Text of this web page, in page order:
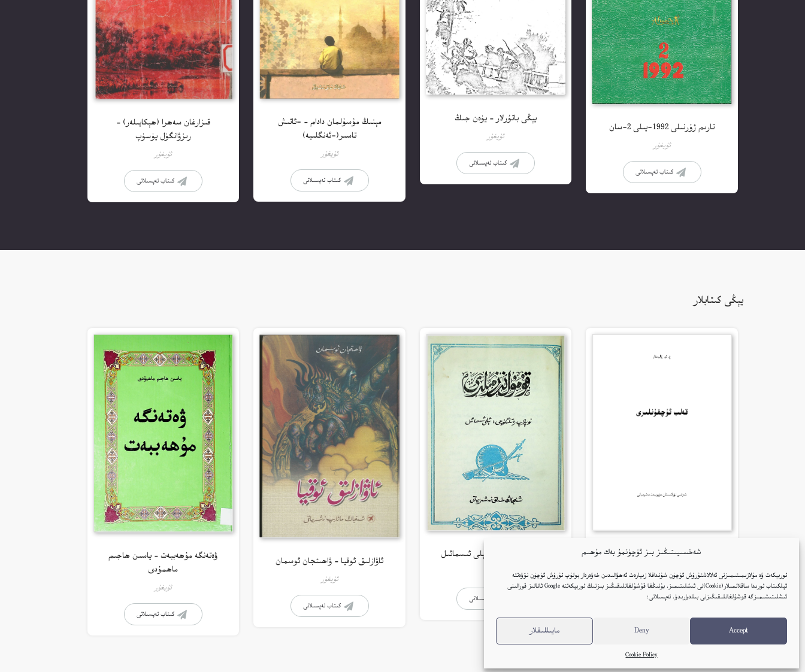
شەخسىيىتىڭىز بىز ئۈچۈنمۇ بەك مۇھىم
توربېكەت ۋە مۇلازىمىتىمىزنى ئەلالاشتۇرۇش ئۈچۈن شۇنداقلا زىيارەت ئەھۋالىدىن خەۋەردار بولۇپ تۇرۇش ئۈچۈن نۆۋەتتە
ئېلكىتاب تورىدا ساقلانمىلار(Cookie)نى ئىشلىتىمىز. بۇنىڭغا قۇشۇلغانلىقىڭىز بىزنىڭ توربېكەتتە Google ئانالىز قورالىنى
ئىشلىتىشىمىزگە قوشۇلغانلىقىڭىزنى بىلدۈرىدۇ. تەپسىلاتى:
Accept
Deny مايىللىقلار
Cookie Policy
تارىم ژۇرنىلى 1992-يىلى 2-سان
ئۇيغۇر
كىتاب تەپسىلاتى
يېڭى باتۇرلار – يۈەن جىڭ
ئۇيغۇر
كىتاب تەپسىلاتى
مېنىڭ مۇسۇلمان دادام – -ئاتىش
تاسىر(-ئەنگلىيە)
ئۇيغۇر
كىتاب تەپسىلاتى
قىزارغان سەھرا (ھېكايىلەر) –
رىزۋانگۈل يۈسۈپ
ئۇيغۇر
كىتاب تەپسىلاتى
يېڭى كىتابلار
قەلب ئۇچقۇنلىرى – غۇلام ئوسمان
ئۇيغۇر
قۇمۇل نەزمىلىرى – ئېلى ئىسمائىل
كىتاب تەپسىلاتى
ئاۋازلىق ئوقيا – ۋاھىتجان ئوسمان
ئۇيغۇر
كىتاب تەپسىلاتى
ۋەتەنگە مۇھەببەت – ياسىن ھاجىم
ماھمۇدى
ئۇيغۇر
كىتاب تەپسىلاتى